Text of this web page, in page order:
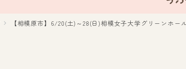
【相模原市】6/20(土)～28(日)相模女子大学グリーンホ